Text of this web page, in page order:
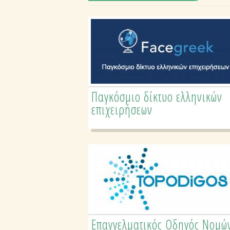
Παγκόσμιο δίκτυο ελληνικών
επιχειρήσεων
Επαγγελματικός Οδηγός
Επαγγελματικός Οδηγός
Ειδικοτήτων Ελλάδας
Τουριστικός Οδηγός Νομών &